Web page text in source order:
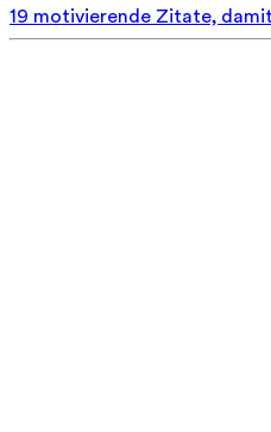
19 motivierende Zitate,